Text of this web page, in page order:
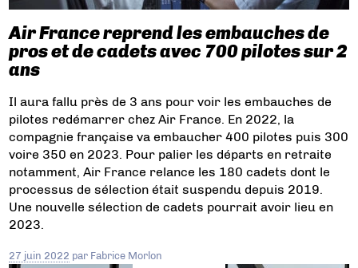
Air France reprend les embauches de
pros et de cadets avec 700 pilotes sur 2
ans
Il aura fallu près de 3 ans pour voir les embauches de
pilotes redémarrer chez Air France. En 2022, la
compagnie française va embaucher 400 pilotes puis 300
voire 350 en 2023. Pour palier les départs en retraite
notamment, Air France relance les 180 cadets dont le
processus de sélection était suspendu depuis 2019.
Une nouvelle sélection de cadets pourrait avoir lieu en
2023.
27 juin 2022 par Fabrice Morlon